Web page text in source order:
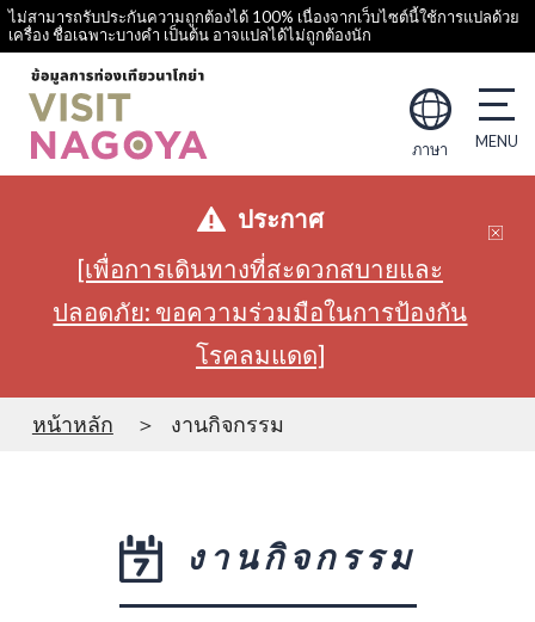
ไม่สามารถรับประกันความถูกต้องได้ 100% เนื่องจากเว็บไซต์นี้ใช้การแปลด้วย
เครื่อง ชื่อเฉพาะบางคำ เป็นต้น อาจแปลได้ไม่ถูกต้องนัก
ภาษา
ประกาศ
[เพื่อการเดินทางที่สะดวกสบายและ
ปลอดภัย: ขอความร่วมมือในการป้องกัน
โรคลมแดด]
หน้าหลัก งานกิจกรรม
งานกิจกรรม